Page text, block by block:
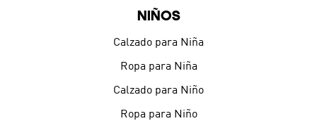
NIÑOS
Calzado para Niña
Ropa para Niña
Calzado para Niño
Ropa para Niño